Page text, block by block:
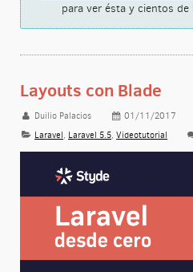
para ver ésta y cientos
Layouts con Blade
Duilio Palacios
01/11/2017
Laravel, Laravel 5.5,Videotutorial